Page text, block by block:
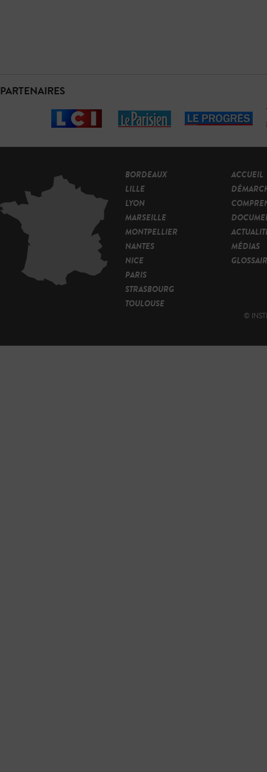
PARTENAIRES
BORDEAUX
LILLE
LYON
MARSEILLE
MONTPELLIER
NANTES
NICE
PARIS
STRASBOURG
TOULOUSE
ACCUEIL
MÉDIAS
©